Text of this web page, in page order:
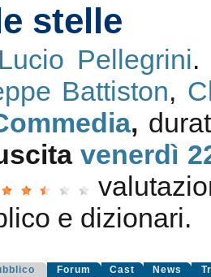
stelle
Lucio Pellegrini.
Battiston,
,
venerdì
e dizionari.
Forum Cast News